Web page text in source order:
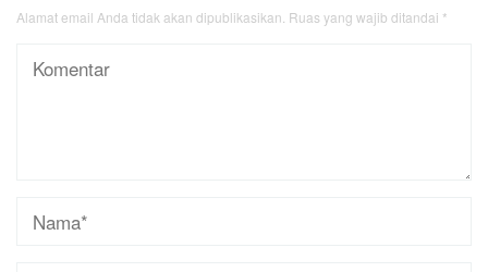
Alamat email Anda tidak akan dipublikasikan. Ruas yang wajib ditandai *